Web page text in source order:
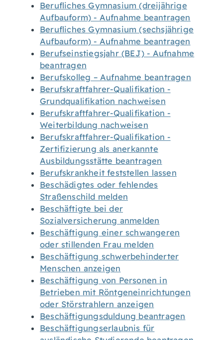
Berufliches Gymnasium (dreijährige
Aufbauform) - Aufnahme beantragen
Berufliches Gymnasium (sechsjährige
Aufbauform) - Aufnahme beantragen
Berufseinstiegsjahr (BEJ) - Aufnahme
beantragen
Berufskolleg – Aufnahme beantragen
Berufskraftfahrer-Qualifikation -
Grundqualifikation nachweisen
Berufskraftfahrer-Qualifikation -
Weiterbildung nachweisen
Berufskraftfahrer-Qualifikation -
Zertifizierung als anerkannte
Ausbildungsstätte beantragen
Berufskrankheit feststellen lassen
Beschädigtes oder fehlendes
Straßenschild melden
Beschäftigte bei der
Sozialversicherung anmelden
Beschäftigung einer schwangeren
oder stillenden Frau melden
Beschäftigung schwerbehinderter
Menschen anzeigen
Beschäftigung von Personen in
Betrieben mit Röntgeneinrichtungen
oder Störstrahlern anzeigen
Beschäftigungsduldung beantragen
Beschäftigungserlaubnis für